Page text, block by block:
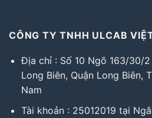
CÔNG TY TNHH ULCAB
Địa chỉ : Số 10 Ngõ 163/30/
Long Biên, Quận Long Biên,
Nam
Tài khoản : 25012019 tại